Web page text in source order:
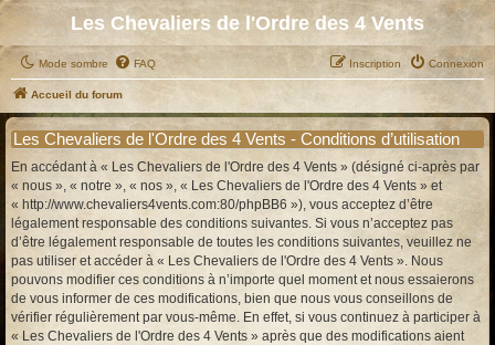
Les Chevaliers de l'Ordre des 4 Vents
Mode sombre FAQ Connexion
Inscription
Accueil du forum
Les Chevaliers de l'Ordre des 4 Vents - Conditions d’utilisation
En accédant à « Les Chevaliers de l'Ordre des 4 Vents » (désigné ci-après par
« nous », « notre », « nos », « Les Chevaliers de l'Ordre des 4 Vents » et
« http://www.chevaliers4vents.com:80/phpBB6 »), vous acceptez d’être
légalement responsable des conditions suivantes. Si vous n’acceptez pas
d’être légalement responsable de toutes les conditions suivantes, veuillez ne
pas utiliser et accéder à « Les Chevaliers de l'Ordre des 4 Vents ». Nous
pouvons modifier ces conditions à n’importe quel moment et nous essaierons
de vous informer de ces modifications, bien que nous vous conseillons de
vérifier régulièrement par vous-même. En effet, si vous continuez à participer à
« Les Chevaliers de l'Ordre des 4 Vents » après que des modifications aient